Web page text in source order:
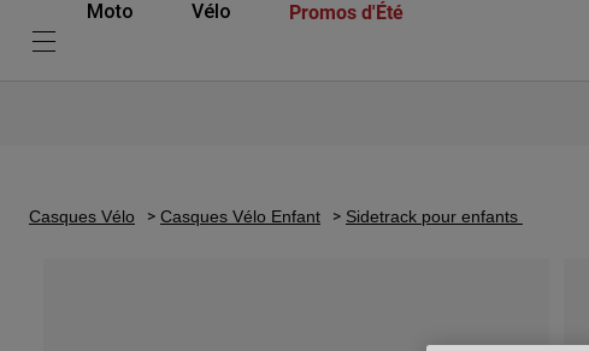
Moto Vélo Promos d'Été
Casques Vélo Casques Vélo Enfant Sidetrack pour enfants